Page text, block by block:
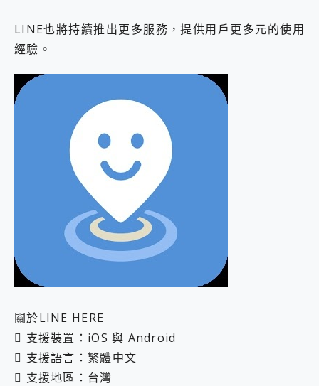
LINE也將持續推出更多服務，提供用戶更多元的使用
經驗。
關於LINE HERE
 支援裝置：iOS 與 Android
 支援語言：繁體中文
 支援地區：台灣